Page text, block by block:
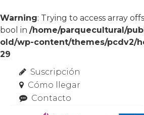
Warning: Trying to access array
bool in /home/parquecultural/
old/wp-content/themes/pcdv2/
29
Suscripción
Cómo llegar
Contacto